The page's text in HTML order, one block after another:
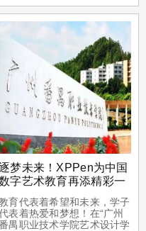
强大的图片处理工具，它主
是处理一些平面设计、照
片、和3D图之类的，主要处
理由像素组成的数字图像，得
到了平面设计师和电脑艺术爱
好者的热爱。该软件拥有众多
的编辑和绘图工具，使用方
便，功能强大，能够高效处理
梦未来！XPPen为中国
字艺术教育再添精彩一
育代表着希望和未来，学子
表着热爱和梦想！在“广州
禺职业技术学院艺术设计学